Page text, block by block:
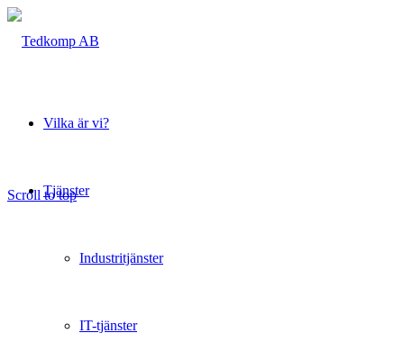
Vilka är vi?
Tjänster
Industritjänster
IT-tjänster
Scroll to top